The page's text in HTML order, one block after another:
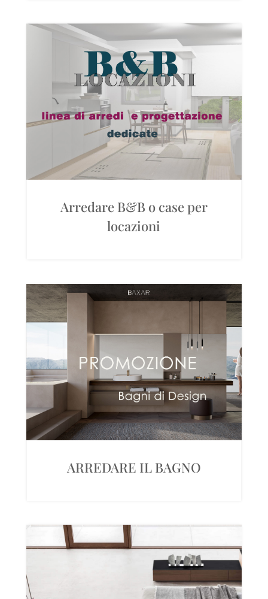
Arredare B&B o case per
locazioni
ARREDARE IL BAGNO